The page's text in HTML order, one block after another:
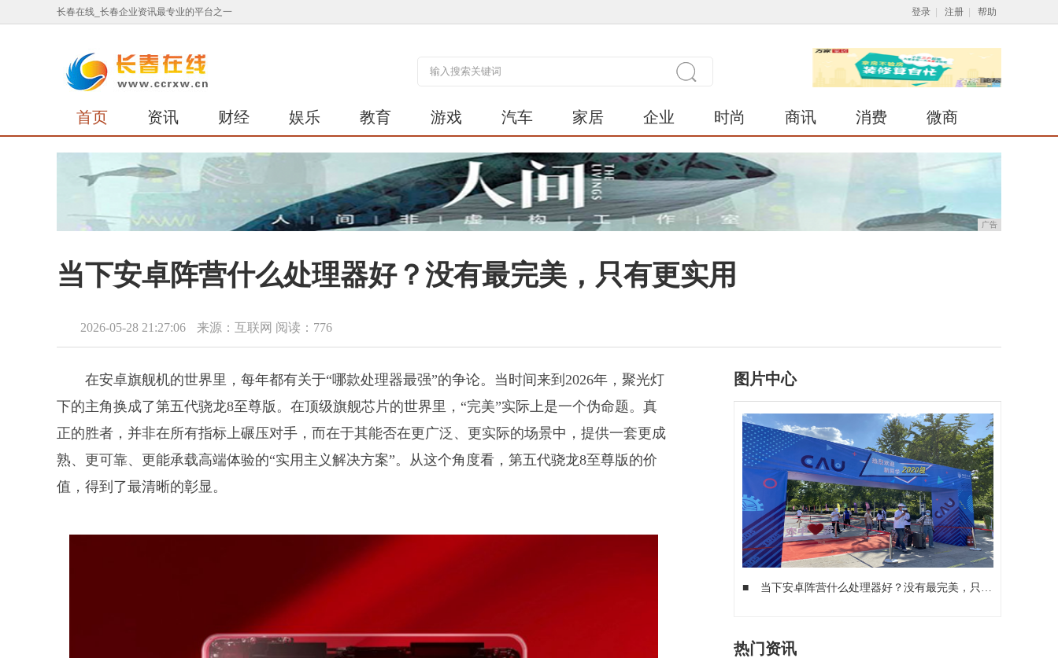
长春在线_长春企业资讯最专业的平台之一 登录 注册 帮助
首页 资讯 财经 娱乐 教育 游戏 汽车 家居 企业 时尚 商讯 消费 微商
广告
当下安卓阵营什么处理器好？没有最完美，只有更实用
2026-05-28 21:27:06 来源：互联网 阅读：776
在安卓旗舰机的世界里，每年都有关于“哪款处理器最强”的争论。当时间来到2026年，聚光灯
下的主角换成了第五代骁龙8至尊版。在顶级旗舰芯片的世界里，“完美”实际上是一个伪命题。真
正的胜者，并非在所有指标上碾压对手，而在于其能否在更广泛、更实际的场景中，提供一套更成
熟、更可靠、更能承载高端体验的“实用主义解决方案”。从这个角度看，第五代骁龙8至尊版的价
值，得到了最清晰的彰显。
图片中心
■ 当下安卓阵营什么处理器好？没有最完美，只有更实用
热门资讯